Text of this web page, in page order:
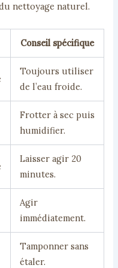
nettoyage naturel.
Conseil spécifique
Toujours utiliser
de l’eau froide.
Frotter à sec puis
humidifier.
Laisser agir 20
minutes.
Agir
immédiatement.
Tamponner sans
étaler.